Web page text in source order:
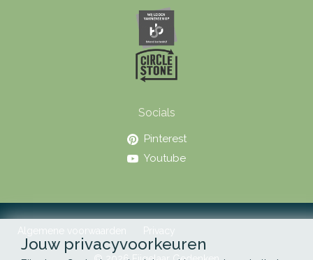
Socials
Pinterest
Youtube
Algemene voorwaarden Privacy
Jouw privacyvoorkeuren